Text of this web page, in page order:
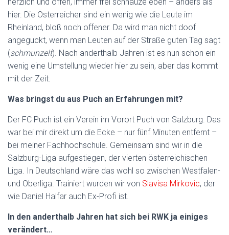
hier. Die Österreicher sind ein wenig wie die Leute im
Rheinland, bloß noch offener. Da wird man nicht doof
angeguckt, wenn man Leuten auf der Straße guten Tag sagt
(schmunzelt). Nach anderthalb Jahren ist es nun schon ein
wenig eine Umstellung wieder hier zu sein, aber das kommt
mit der Zeit.
Was bringst du aus Puch an Erfahrungen mit?
Der FC Puch ist ein Verein im Vorort Puch von Salzburg. Das
war bei mir direkt um die Ecke – nur fünf Minuten entfernt –
bei meiner Fachhochschule. Gemeinsam sind wir in die
Salzburg-Liga aufgestiegen, der vierten österreichischen
Liga. In Deutschland wäre das wohl so zwischen Westfalen-
und Oberliga. Trainiert wurden wir von Slavisa Mirkovic, der
wie Daniel Halfar auch Ex-Profi ist.
In den anderthalb Jahren hat sich bei RWK ja einiges
verändert…